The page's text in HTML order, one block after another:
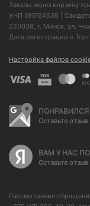
Заказы через корзину
УНП 191764538 |
220039, г. Минск, ул.
Дата регистрации в
Настройка файлов
ПОНРАВИЛСЯ
Оставьте
ВАМ У НАС
Оставьте
Рассмотрение